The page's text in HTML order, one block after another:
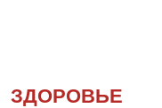
ЗДОРОВЬЕ